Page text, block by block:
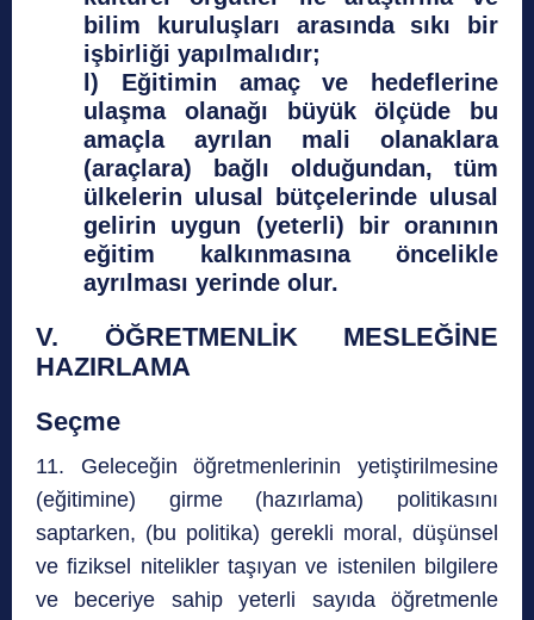
bilim kuruluşları arasında sıkı bir
işbirliği yapılmalıdır;
l) Eğitimin amaç ve hedeflerine
ulaşma olanağı büyük ölçüde bu
amaçla ayrılan mali olanaklara
(araçlara) bağlı olduğundan, tüm
ülkelerin ulusal bütçelerinde ulusal
gelirin uygun (yeterli) bir oranının
eğitim kalkınmasına öncelikle
ayrılması yerinde olur.
V. ÖĞRETMENLİK MESLEĞİNE
HAZIRLAMA
Seçme
11. Geleceğin öğretmenlerinin yetiştirilmesine
(eğitimine) girme (hazırlama) politikasını
saptarken, (bu politika) gerekli moral, düşünsel
ve fiziksel nitelikler taşıyan ve istenilen bilgilere
ve beceriye sahip yeterli sayıda öğretmenle